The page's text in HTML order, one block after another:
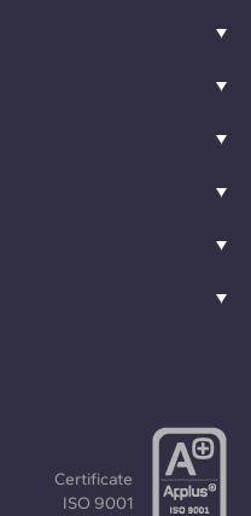
Certificate
ISO 9001